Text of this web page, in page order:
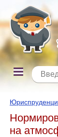
на